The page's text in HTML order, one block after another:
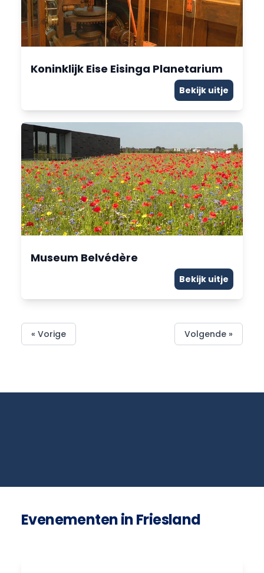
Koninklijk Eise Eisinga Planetarium
Bekijk uitje
Museum Belvédère
Bekijk uitje
« Vorige Volgende »
Evenementen in Friesland